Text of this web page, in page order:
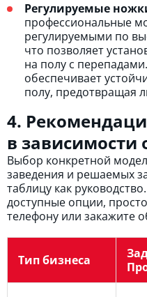
Регулируемые
профессиональные
регулируемыми по
что позволяет
на полу с
обеспечивает
полу, предотвращая
4.
в зависимости
Выбор конкретной
заведения и решаемых
таблицу как
доступные опции,
телефону или закажите
Тип бизнеса